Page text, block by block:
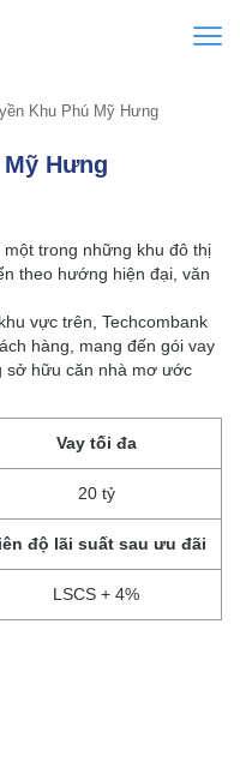
Khu Phú Mỹ Hưng
Hưng
trong những khu đô thị
theo hướng hiện đại, văn
vực trên, Techcombank
hàng, mang đến gói vay
sở hữu căn nhà mơ ước
Vay tối đa
20 tỷ
độ lãi suất sau ưu đãi
LSCS + 4%